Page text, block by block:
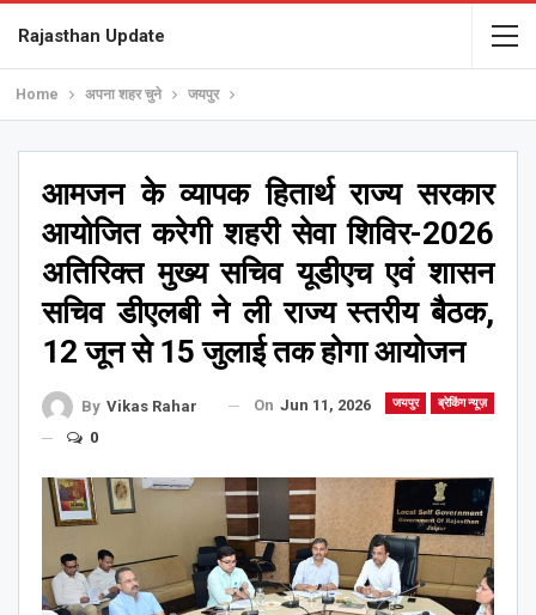
Rajasthan Update
Home अपना शहर चुने जयपुर
आमजन के व्यापक हितार्थ राज्य सरकार
आयोजित करेगी शहरी सेवा शिविर-2026
अतिरिक्त मुख्य सचिव यूडीएच एवं शासन
सचिव डीएलबी ने ली राज्य स्तरीय बैठक,
12 जून से 15 जुलाई तक होगा आयोजन
जयपुर ब्रेकिंग न्यूज़
By Vikas Rahar On Jun 11, 2026
0